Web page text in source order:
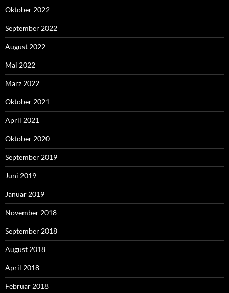
Oktober 2022
September 2022
August 2022
Mai 2022
März 2022
Oktober 2021
April 2021
Oktober 2020
September 2019
Juni 2019
Januar 2019
November 2018
September 2018
August 2018
April 2018
Februar 2018